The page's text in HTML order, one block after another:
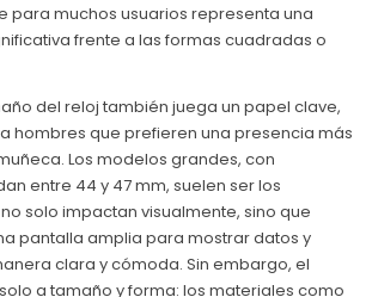
para muchos usuarios representa una
frente a las formas cuadradas o
del reloj también juega un papel clave,
hombres que prefieren una presencia más
Los modelos grandes, con
entre 44 y 47 mm, suelen ser los
solo impactan visualmente, sino que
pantalla amplia para mostrar datos y
clara y cómoda. Sin embargo, el
a tamaño y forma: los materiales como